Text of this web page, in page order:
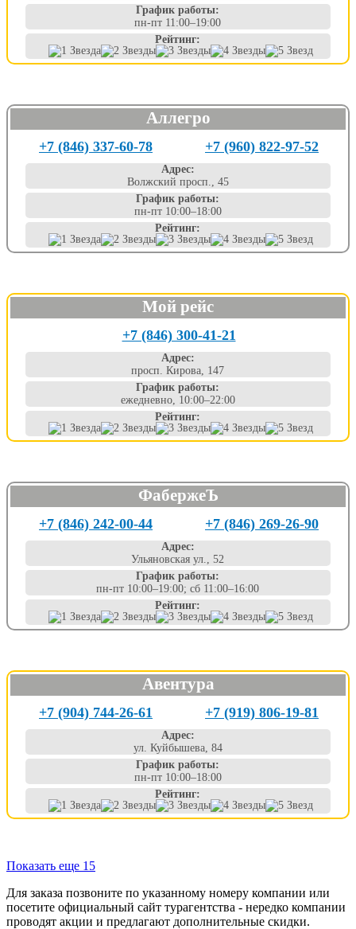
График работы:
пн-пт 11:00–19:00
Рейтинг:
Аллегро
+7 (846) 337-60-78 +7 (960) 822-97-52
Адрес:
Волжский просп., 45
График работы:
пн-пт 10:00–18:00
Рейтинг:
Мой рейс
+7 (846) 300-41-21
Адрес:
просп. Кирова, 147
График работы:
ежедневно, 10:00–22:00
Рейтинг:
ФабержеЪ
+7 (846) 242-00-44 +7 (846) 269-26-90
Адрес:
Ульяновская ул., 52
График работы:
пн-пт 10:00–19:00; сб 11:00–16:00
Рейтинг:
Авентура
+7 (904) 744-26-61 +7 (919) 806-19-81
Адрес:
ул. Куйбышева, 84
График работы:
пн-пт 10:00–18:00
Рейтинг:
Показать еще 15
Для заказа позвоните по указанному номеру компании или
посетите официальный сайт турагентства - нередко компании
проводят акции и предлагают дополнительные скидки.